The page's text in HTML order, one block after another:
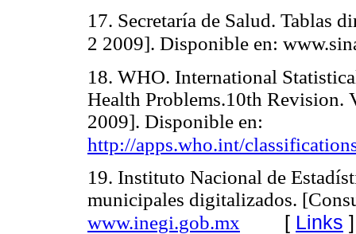
17. Secretaría de Salud. Tablas
2 2009]. Disponible en:
18. WHO. International
Health Problems.10th Revision.
2009]. Disponible en:
http://apps.who.int/
19. Instituto Nacional de
municipales digitalizados.
www.inegi.gob.mx [ Links ]